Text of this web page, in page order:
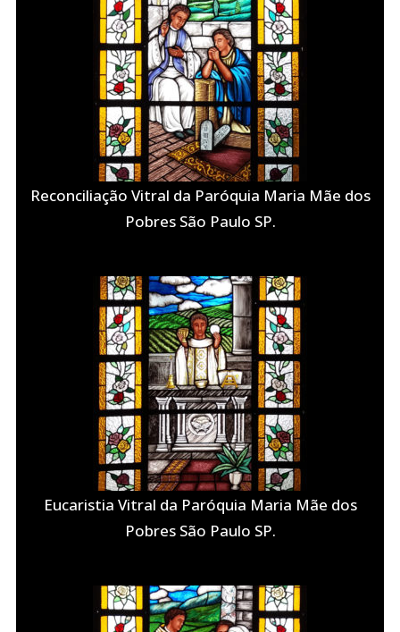
Reconciliação Vitral da Paróquia Maria Mãe dos
Pobres São Paulo SP.
Eucaristia Vitral da Paróquia Maria Mãe dos
Pobres São Paulo SP.